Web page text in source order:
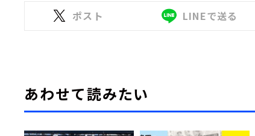
ポスト LINEで送る
あわせて読みたい